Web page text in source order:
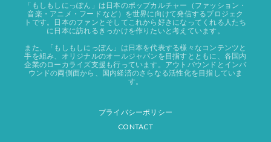
「もしもしにっぽん」は日本のポップカルチャー（ファッション・
音楽・アニメ・フード など）を世界に向けて発信するプロジェク
トです。日本のファンとそしてこれから好きになってくれる人たち
に日本に訪れるきっかけを作りたいと考えています。
また、「もしもしにっぽん」は日本を代表する様々なコンテンツと
手を組み、オリジナルのオールジャパンを目指すとともに、各国内
企業のローカライズ支援も行っています。アウトバウンドとインバ
ウンドの両側面から、国内経済のさらなる活性化を目指していま
す。
プライバシーポリシー
CONTACT